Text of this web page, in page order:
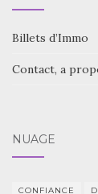
Billets d’Immo
Contact, a
NUAGE
CONFIANCE